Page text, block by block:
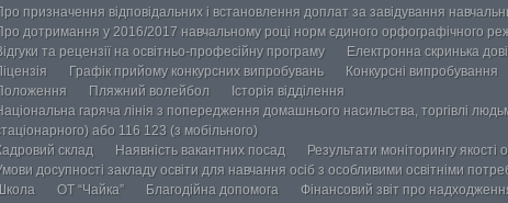
призначення відповідальних і встановлення доплат за завідування
дотримання у 2016/2017 навчальному році норм єдиного орфографічного
та рецензії на освітньо-професійну програму
Електронна скринька
Графік прийому конкурсних випробувань Конкурсні випробування
Пляжний волейбол
Історія відділення
гаряча лінія з попередження домашнього насильства, торгівлі
або 116 123 (з мобільного)
склад
Наявність вакантних посад
Результати моніторингу якості
досупності закладу освіти для навчання осіб з особливими освітніми
ОТ “Чайка” Благодійна допомога Фінансовий звіт про